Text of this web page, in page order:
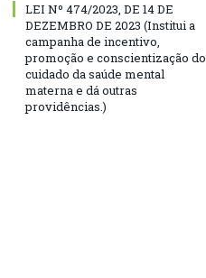
LEI Nº 474/2023, DE 14 DE
DEZEMBRO DE 2023 (Institui a
campanha de incentivo,
promoção e conscientização do
cuidado da saúde mental
materna e dá outras
providências.)